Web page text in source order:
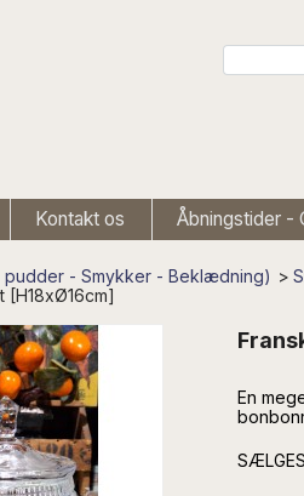
Kontakt os Åbningstider -
pudder - Smykker - Beklædning) >
[H18xØ16cm]
En